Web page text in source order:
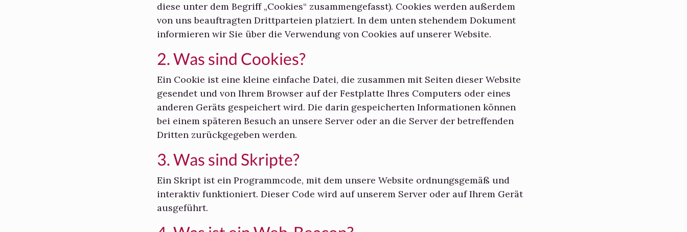
diese unter dem Begriff „Cookies“ zusammengefasst). Cookies werden außerdem
von uns beauftragten Drittparteien platziert. In dem unten stehendem Dokument
informieren wir Sie über die Verwendung von Cookies auf unserer Website.
2. Was sind Cookies?
Ein Cookie ist eine kleine einfache Datei, die zusammen mit Seiten dieser Website
gesendet und von Ihrem Browser auf der Festplatte Ihres Computers oder eines
anderen Geräts gespeichert wird. Die darin gespeicherten Informationen können
bei einem späteren Besuch an unsere Server oder an die Server der betreffenden
Dritten zurückgegeben werden.
3. Was sind Skripte?
Ein Skript ist ein Programmcode, mit dem unsere Website ordnungsgemäß und
interaktiv funktioniert. Dieser Code wird auf unserem Server oder auf Ihrem Gerät
ausgeführt.